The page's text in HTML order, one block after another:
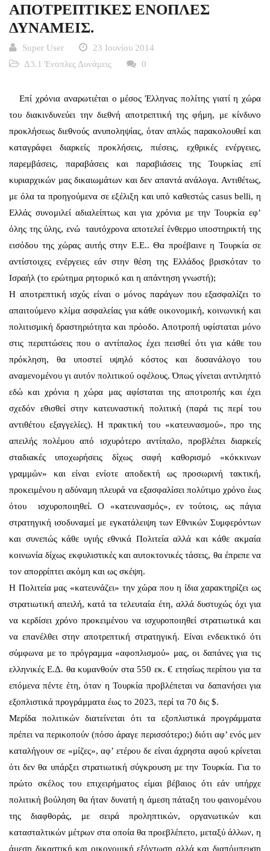
ΑΠΟΤΡΕΠΤΙΚΕΣ ΕΝΟΠΛΕΣ
ΔΥΝΑΜΕΙΣ.
Super User
23 Ιουνίου 2014
Δ3.1 Ένοπλες Δυνάμεις
0
Επί χρόνια αναρωτιέται ο μέσος Έλληνας πολίτης γιατί η χώρα
του διακινδυνεύει την διεθνή αποτρεπτική της φήμη, με κίνδυνο
προκλήσεως διεθνούς ανυποληψίας, όταν απλώς παρακολουθεί και
καταγράφει διαρκείς προκλήσεις, πιέσεις, εχθρικές ενέργειες,
παρεμβάσεις, παραβάσεις και παραβιάσεις της Τουρκίας επί
κυριαρχικών μας δικαιωμάτων και δεν απαντά ανάλογα. Αντιθέτως,
με όλα τα προηγούμενα σε εξέλιξη και υπό καθεστώς casus belli, η
Ελλάς συνομιλεί αδιαλείπτως και για χρόνια με την Τουρκία εφ’
όλης της ύλης, ενώ ταυτόχρονα αποτελεί ένθερμο υποστηρικτή της
εισόδου της χώρας αυτής στην Ε.Ε.. Θα προέβαινε η Τουρκία σε
αντίστοιχες ενέργειες εάν στην θέση της Ελλάδος βρισκόταν το
Ισραήλ (το ερώτημα ρητορικό και η απάντηση γνωστή);
Η αποτρεπτική ισχύς είναι ο μόνος παράγων που εξασφαλίζει το
απαιτούμενο κλίμα ασφαλείας για κάθε οικονομική, κοινωνική και
πολιτισμική δραστηριότητα και πρόοδο. Αποτροπή υφίσταται μόνο
στις περιπτώσεις που ο αντίπαλος έχει πεισθεί ότι για κάθε του
πρόκληση, θα υποστεί υψηλό κόστος και δυσανάλογο του
αναμενομένου γι αυτόν πολιτικού οφέλους. Όπως γίνεται αντιληπτό
εδώ και χρόνια η χώρα μας αφίσταται της αποτροπής και έχει
σχεδόν εθισθεί στην κατευναστική πολιτική (παρά τις περί του
αντιθέτου εξαγγελίες). Η πρακτική του «κατευνασμού», προ της
απειλής πολέμου από ισχυρότερο αντίπαλο, προβλέπει διαρκείς
σταδιακές υποχωρήσεις δίχως σαφή καθορισμό «κόκκινων
γραμμών» και είναι ενίοτε αποδεκτή ως προσωρινή τακτική,
προκειμένου η αδύναμη πλευρά να εξασφαλίσει πολύτιμο χρόνο έως
ότου ισχυροποιηθεί. Ο «κατευνασμός», εν τούτοις, ως πάγια
στρατηγική ισοδυναμεί με εγκατάλειψη των Εθνικών Συμφερόντων
και συνεπώς κάθε υγιής εθνικά Πολιτεία αλλά και κάθε ακμαία
κοινωνία δίχως εκφυλιστικές και αυτοκτονικές τάσεις, θα έπρεπε να
τον απορρίπτει ακόμη και ως σκέψη.
Η Πολιτεία μας «κατευνάζει» την χώρα που η ίδια χαρακτηρίζει ως
στρατιωτική απειλή, κατά τα τελευταία έτη, αλλά δυστυχώς όχι για
να κερδίσει χρόνο προκειμένου να ισχυροποιηθεί στρατιωτικά και
να επανέλθει στην αποτρεπτική στρατηγική. Είναι ενδεικτικό ότι
σύμφωνα με το πρόγραμμα «αφοπλισμού» μας, οι δαπάνες για τις
ελληνικές Ε.Δ. θα κυμανθούν στα 550 εκ. € ετησίως περίπου για τα
επόμενα πέντε έτη, όταν η Τουρκία προβλέπεται να δαπανήσει για
εξοπλιστικά προγράμματα έως το 2023, περί τα 70 δις $.
Μερίδα πολιτικών διατείνεται ότι τα εξοπλιστικά προγράμματα
πρέπει να περικοπούν (πόσο άραγε περισσότερο;) διότι αφ’ ενός μεν
καταλήγουν σε «μίζες», αφ’ ετέρου δε είναι άχρηστα αφού κρίνεται
ότι δεν θα υπάρξει στρατιωτική σύγκρουση με την Τουρκία. Για το
πρώτο σκέλος του επιχειρήματος είμαι βέβαιος ότι εάν υπήρχε
πολιτική βούληση θα ήταν δυνατή η άμεση πάταξη του φαινομένου
της διαφθοράς, με σειρά προληπτικών, οργανωτικών και
κατασταλτικών μέτρων στα οποία θα προεβλέπετο, μεταξύ άλλων, η
άμεση δικαστική και οικονομική εξόντωση αλλά και διαπόμπευση